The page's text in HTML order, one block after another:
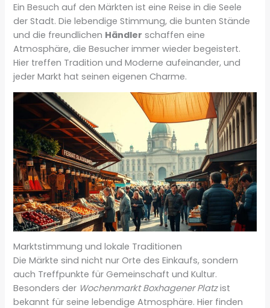
Ein Besuch auf den Märkten ist eine Reise in die Seele
der Stadt. Die lebendige Stimmung, die bunten Stände
und die freundlichen Händler schaffen eine
Atmosphäre, die Besucher immer wieder begeistert.
Hier treffen Tradition und Moderne aufeinander, und
jeder Markt hat seinen eigenen Charme.
Marktstimmung und lokale Traditionen
Die Märkte sind nicht nur Orte des Einkaufs, sondern
auch Treffpunkte für Gemeinschaft und Kultur.
Besonders der Wochenmarkt Boxhagener Platzist
bekannt für seine lebendige Atmosphäre. Hier finden